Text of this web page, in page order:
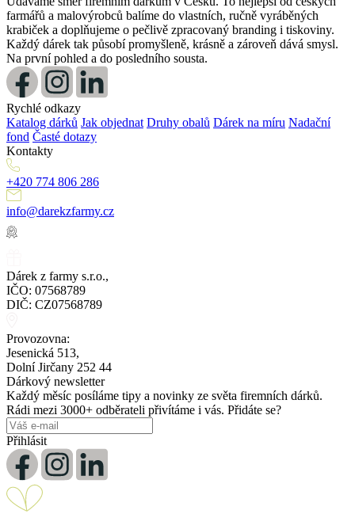
farmářů a malovýrobců balíme do vlastních, ručně vyráběných
krabiček a doplňujeme o pečlivě zpracovaný branding i tiskoviny.
Každý dárek tak působí promyšleně, krásně a zároveň dává smysl.
Na první pohled a do posledního sousta.
Rychlé odkazy
Katalog dárků Jak objednat Druhy obalů Dárek na míru Nadační
fond Časté dotazy
Kontakty
+420 774 806 286
info@darekzfarmy.cz
Dárek z farmy s.r.o.,
IČO: 07568789
DIČ: CZ07568789
Provozovna:
Jesenická 513,
Dolní Jirčany 252 44
Dárkový newsletter
Každý měsíc posíláme tipy a novinky ze světa firemních dárků.
Rádi mezi 3000+ odběrateli přivítáme i vás. Přidáte se?
Přihlásit